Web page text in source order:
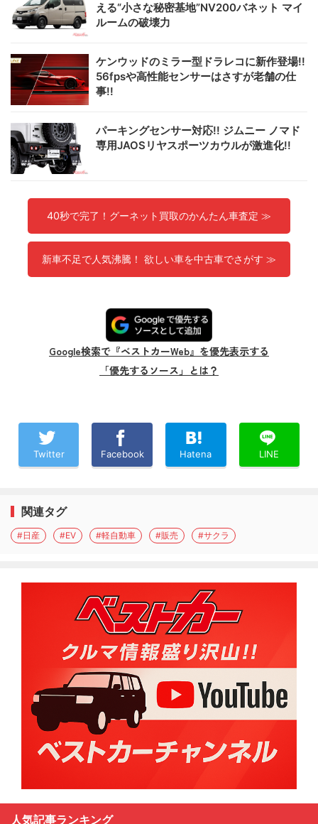
える“小さな秘密基地”NV200バネット マイ
ルームの破壊力
ケンウッドのミラー型ドラレコに新作登場!!
56fpsや高性能センサーはさすが老舗の仕
事!!
パーキングセンサー対応!! ジムニー ノマド
専用JAOSリヤスポーツカウルが激進化!!
40秒で完了！グーネット買取のかんたん車査定 ≫
新車不足で人気沸騰！ 欲しい車を中古車でさがす ≫
Google検索で『ベストカーWeb』を優先表示する
「優先するソース」とは？
Twitter Facebook Hatena LINE
関連タグ
#日産 #EV #軽自動車 #販売 #サクラ
人気記事ランキング